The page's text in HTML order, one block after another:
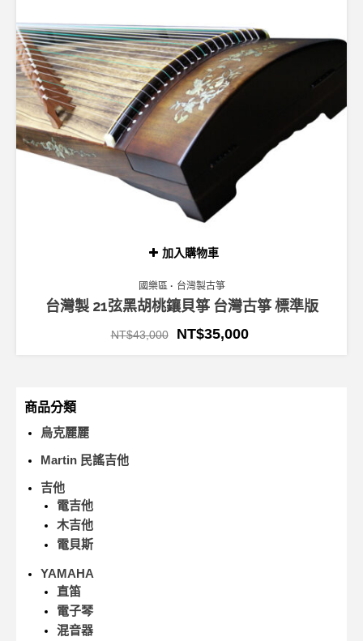
加入購物車
國樂區 台灣製古箏
台灣製 21弦黑胡桃鑲貝箏 台灣古箏 標準版
NT$43,000 NT$35,000
商品分類
烏克麗麗
Martin 民謠吉他
吉他
電吉他
木吉他
電貝斯
YAMAHA
直笛
電子琴
混音器